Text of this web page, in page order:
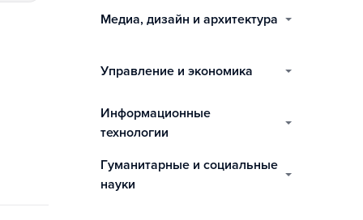
медиа, дизайн и архитектура
управление и экономика
информационные
технологии
гуманитарные и социальные
науки